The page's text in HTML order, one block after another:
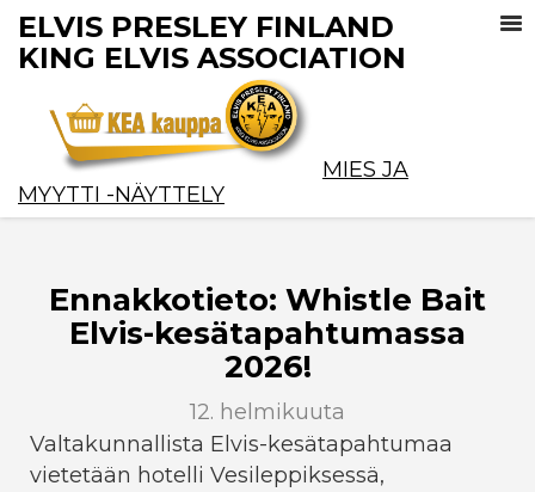
ELVIS PRESLEY FINLAND
KING ELVIS ASSOCIATION
MIES JA
MYYTTI -NÄYTTELY
Ennakkotieto: Whistle Bait
Elvis-kesätapahtumassa
2026!
12. helmikuuta
Valtakunnallista Elvis-kesätapahtumaa
vietetään hotelli Vesileppiksessä,